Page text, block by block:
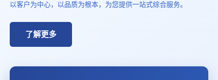
以客户为中心，以品质为根本，为您提供一站式综合服务。
了解更多